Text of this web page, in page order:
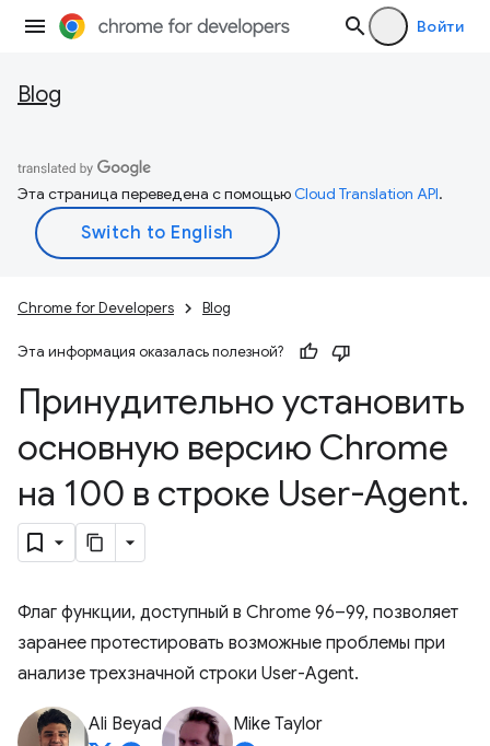
Войти
Blog
Эта страница переведена с помощьюCloud Translation API.
Chrome for Developers Blog
Эта информация оказалась полезной?
Принудительно установить
основную версию Chrome
на 100 в строке User-Agent.
Флаг функции, доступный в Chrome 96–99, позволяет
заранее протестировать возможные проблемы при
анализе трехзначной строки User-Agent.
Ali Beyad Mike Taylor